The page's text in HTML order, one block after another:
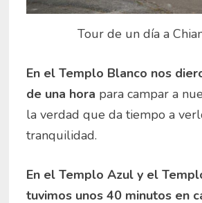
Tour de un día a
En el Templo Blanco nos
de una hora para campar a
la verdad que da tiempo a
tranquilidad.
En el Templo Azul y el
tuvimos unos 40 minutos en